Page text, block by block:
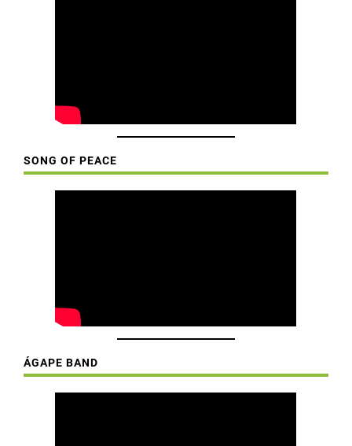
SONG OF PEACE
ÁGAPE BAND